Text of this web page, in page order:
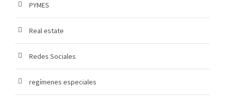
PYMES
Real estate
Redes Sociales
regímenes especiales